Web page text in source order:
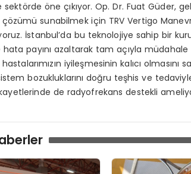
sektörde öne çıkıyor. Op. Dr. Fuat Güder,
sunabilmek için TRV Vertigo
İstanbul’da bu teknolojiye sahip bir
payını azaltarak tam açıyla müdahale
iyileşmesinin kalıcı
bozukluklarını doğru teşhis ve
şikayetlerinde de radyofrekans destekli